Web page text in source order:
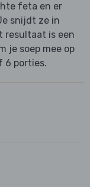
feta en er
snijdt ze in
resultaat is een
je soep mee op
6 porties.